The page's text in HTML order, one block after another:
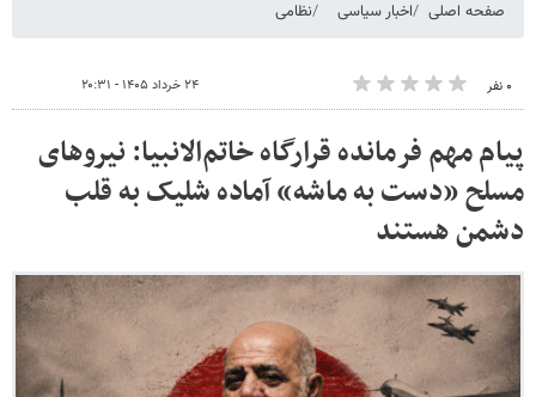
صفحه اصلی اخبار سیاسی نظامی
۰ نفر ۲۴ خرداد ۱۴۰۵ - ۲۰:۳۱
پیام مهم فرمانده قرارگاه خاتم‌الانبیا: نیروهای
مسلح «دست به ماشه» آماده شلیک به قلب
دشمن هستند